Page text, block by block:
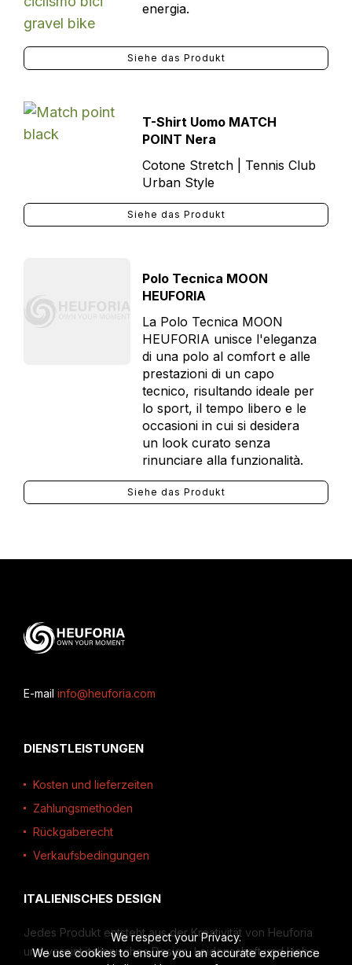
energia.
Siehe das Produkt
T-Shirt Uomo MATCH
POINT Nera
Cotone Stretch | Tennis Club
Urban Style
Siehe das Produkt
Polo Tecnica MOON
HEUFORIA
La Polo Tecnica MOON
HEUFORIA unisce l'eleganza
di una polo al comfort e alle
prestazioni di un capo
tecnico, risultando ideale per
lo sport, il tempo libero e le
occasioni in cui si desidera
un look curato senza
rinunciare alla funzionalità.
Siehe das Produkt
E-mail info@heuforia.com
DIENSTLEISTUNGEN
Kosten und lieferzeiten
Zahlungsmethoden
Rückgaberecht
Verkaufsbedingungen
ITALIENISCHES DESIGN
Jedes Produkt entsteht aus der Kreativität von Heuforia
und vereint italienisches Design, Leidenschaft und Liebe
We respect your Privacy.
We use cookies to ensure you an accurate experience